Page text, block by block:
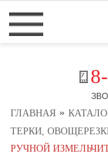
ГЛАВНАЯ »
ТЕРКИ,
РУЧНОЙ